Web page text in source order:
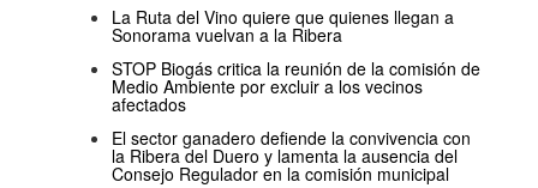
La Ruta del Vino quiere que quienes llegan a
Sonorama vuelvan a la Ribera
STOP Biogás critica la reunión de la comisión de
Medio Ambiente por excluir a los vecinos
afectados
El sector ganadero defiende la convivencia con
la Ribera del Duero y lamenta la ausencia del
Consejo Regulador en la comisión municipal